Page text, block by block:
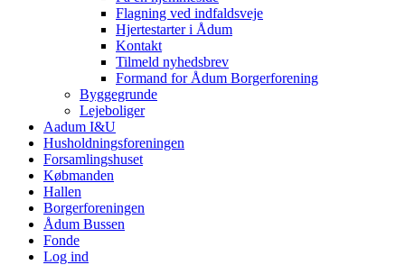
Flagning ved indfaldsveje
Hjertestarter i Ådum
Kontakt
Tilmeld nyhedsbrev
Formand for Ådum Borgerforening
Byggegrunde
Lejeboliger
Aadum I&U
Husholdningsforeningen
Forsamlingshuset
Købmanden
Hallen
Borgerforeningen
Ådum Bussen
Fonde
Log ind